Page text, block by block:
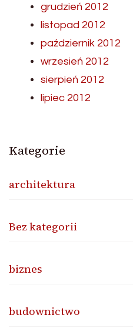
grudzień 2012
listopad 2012
październik 2012
wrzesień 2012
sierpień 2012
lipiec 2012
Kategorie
architektura
Bez kategorii
biznes
budownictwo